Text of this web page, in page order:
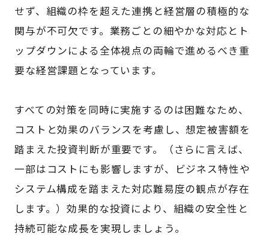
せず、組織の枠を超えた連携と経営層の積極的な
関与が不可欠です。業務ごとの細やかな対応とト
ップダウンによる全体視点の両輪で進めるべき重
要な経営課題となっています。
すべての対策を同時に実施するのは困難なため、
コストと効果のバランスを考慮し、想定被害額を
踏まえた投資判断が重要です。（さらに言えば、
一部はコストにも影響しますが、ビジネス特性や
システム構成を踏まえた対応難易度の観点が存在
します。）効果的な投資により、組織の安全性と
持続可能な成長を実現しましょう。